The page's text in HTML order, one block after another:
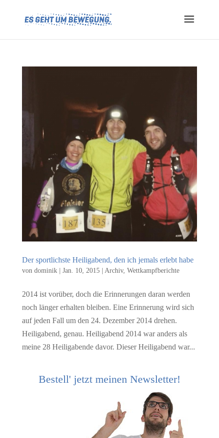
Der sportlichste Heiligabend, den ich jemals erlebt habe
von dominik| Jan. 10, 2015| Archiv, Wettkampfberichte
2014 ist vorüber, doch die Erinnerungen daran werden
noch länger erhalten bleiben. Eine Erinnerung wird sich
auf jeden Fall um den 24. Dezember 2014 drehen.
Heiligabend, genau. Heiligabend 2014 war anders als
meine 28 Heiligabende davor. Dieser Heiligabend war...
Bestell' jetzt meinen Newsletter!